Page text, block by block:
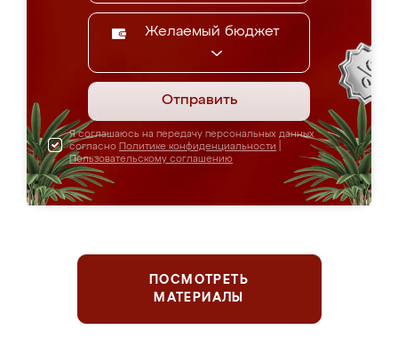
Желаемый бюджет
Отправить
Я соглашаюсь на передачу персональных данных
согласно Политике конфиденциальности
Пользовательскому соглашению
ПОСМОТРЕТЬ
МАТЕРИАЛЫ